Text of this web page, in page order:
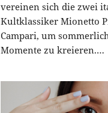
vereinen sich die zwei
Kultklassiker Mionetto
Campari, um
Momente zu kreieren.…